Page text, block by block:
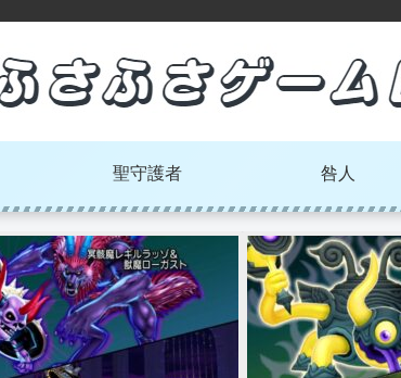
聖守護者 咎人